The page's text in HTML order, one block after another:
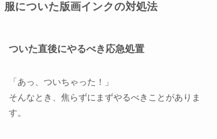
服についた版画インクの対処法
ついた直後にやるべき応急処置
「あっ、ついちゃった！」
そんなとき、焦らずにまずやるべきことがありま
す。